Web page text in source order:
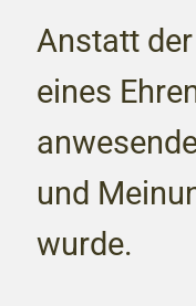
Anstatt
eines
und
wurde.